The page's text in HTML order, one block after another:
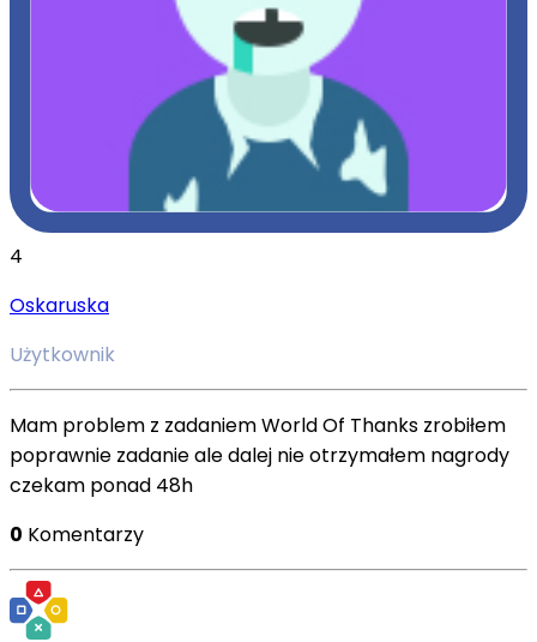
4
Oskaruska
Użytkownik
Mam problem z zadaniem World Of Thanks zrobiłem
poprawnie zadanie ale dalej nie otrzymałem nagrody
czekam ponad 48h
0 Komentarzy